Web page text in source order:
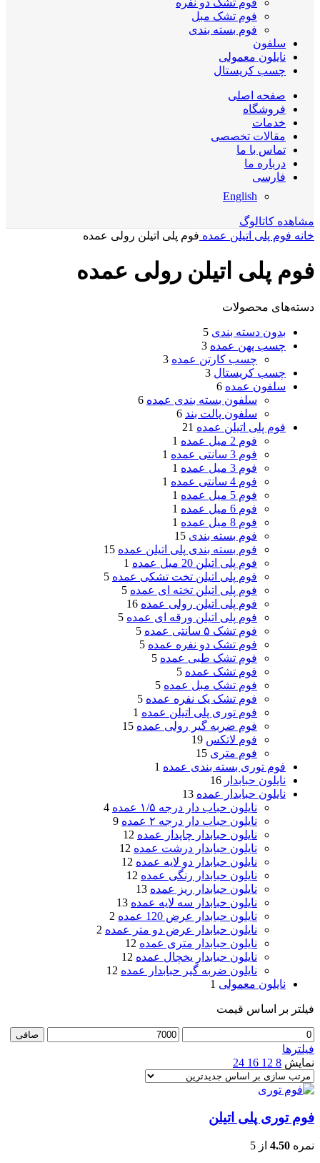
فوم تشک دو نفره
فوم تشک مبل
فوم بسته بندی
سلفون
نایلون معمولی
چسب کریستال
صفحه اصلی
فروشگاه
خدمات
مقالات تخصصی
تماس با ما
درباره ما
فارسی
English
مشاهده کاتالوگ
خانه فوم پلی اتیلن عمده فوم پلی اتیلن رولی عمده
فوم پلی اتیلن رولی عمده
دسته‌های محصولات
بدون دسته بندی 5
چسب پهن عمده 3
چسب کارتن عمده 3
چسب کریستال 3
سلفون عمده 6
سلفون بسته بندی عمده 6
سلفون پالت بند 6
فوم پلی اتیلن عمده 21
فوم 2 میل عمده
1
فوم 3 سانتی عمده
1
فوم 3 میل عمده
1
فوم 4 سانتی عمده
1
فوم 5 میل عمده
1
فوم 6 میل عمده
1
فوم 8 میل عمده
1
فوم بسته بندی 15
فوم بسته بندی پلی اتیلن عمده 15
فوم پلی اتیلن 20 میل عمده
1
فوم پلی اتیلن تخت تشکی عمده 5
فوم پلی اتیلن تخته ای عمده 5
فوم پلی اتیلن رولی عمده 16
فوم پلی اتیلن ورقه ای عمده 5
فوم تشک ۵ سانتی عمده
5
فوم تشک دو نفره عمده 5
فوم تشک طبی عمده 5
فوم تشک عمده 5
فوم تشک مبل عمده 5
فوم تشک یک نفره عمده 5
فوم توری پلی اتیلن عمده 1
فوم ضربه گیر رولی عمده 15
فوم لاتکس 19
فوم متری 15
فوم توری بسته بندی عمده 1
نایلون حبابدار 16
نایلون حبابدار عمده 13
نایلون حباب دار درجه ۱/۵ عمده
4
نایلون حباب دار درجه ۲ عمده
9
نایلون حبابدار چاپدار عمده 12
نایلون حبابدار درشت عمده 12
نایلون حبابدار دو لایه عمده 12
نایلون حبابدار رنگی عمده 12
نایلون حبابدار ریز عمده 13
نایلون حبابدار سه لایه عمده 13
نایلون حبابدار عرض 120 عمده
2
نایلون حبابدار عرض دو متر عمده 2
نایلون حبابدار متری عمده 12
نایلون حبابدار یخچال عمده 12
نایلون ضربه گیر حبابدار عمده 12
نایلون معمولی 1
فیلتر بر اساس قیمت
حداقل
قیمت
حداكثر
صافی
فیلترها
نمایش 8
12
16
24
فوم توری پلی اتیلن
نمره 4.50 از 5